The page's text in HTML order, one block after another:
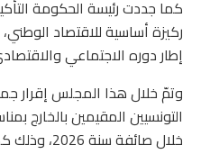
كما جددت رئيسة الحكومة
ركيزة أساسية للاقتصاد
إطار دوره الاجتماعي
وتمّ خلال هذا المجلس إقرار
التونسيين المقيمين بالخارج
خلال صائفة سنة 2026، وذلك كما يلي: